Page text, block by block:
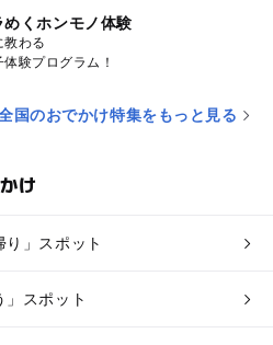
くホンモノ体験
教わる
験プログラム！
国のおでかけ特集をもっと見る
け
」スポット
」スポット